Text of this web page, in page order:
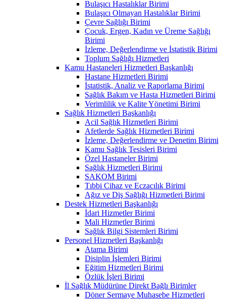
Bulaşıcı Hastalıklar Birimi
Bulaşıcı Olmayan Hastalıklar Birimi
Çevre Sağlığı Birimi
Çocuk, Ergen, Kadın ve Üreme Sağlığı
Birimi
İzleme, Değerlendirme ve İstatistik Birimi
Toplum Sağlığı Hizmetleri
Kamu Hastaneleri Hizmetleri Başkanlığı
Hastane Hizmetleri Birimi
İstatistik, Analiz ve Raporlama Birimi
Sağlık Bakım ve Hasta Hizmetleri Birimi
Verimlilik ve Kalite Yönetimi Birimi
Sağlık Hizmetleri Başkanlığı
Acil Sağlık Hizmetleri Birimi
Afetlerde Sağlık Hizmetleri Birimi
İzleme, Değerlendirme ve Denetim Birimi
Kamu Sağlık Tesisleri Birimi
Özel Hastaneler Birimi
Sağlık Hizmetleri Birimi
SAKOM Birimi
Tıbbi Cihaz ve Eczacılık Birimi
Ağız ve Diş Sağlığı Hizmetleri Birimi
Destek Hizmetleri Başkanlığı
İdari Hizmetler Birimi
Mali Hizmetler Birimi
Sağlık Bilgi Sistemleri Birimi
Personel Hizmetleri Başkanlığı
Atama Birimi
Disiplin İşlemleri Birimi
Eğitim Hizmetleri Birimi
Özlük İşleri Birimi
İl Sağlık Müdürüne Direkt Bağlı Birimler
Döner Sermaye Muhasebe Hizmetleri